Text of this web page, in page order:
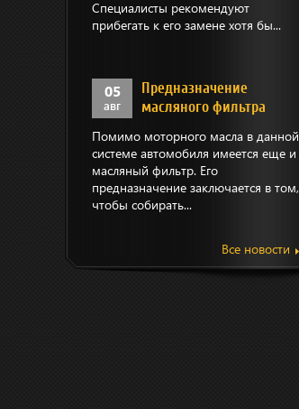
Специалисты рекомендуют
прибегать к его замене хотя бы...
05
авг
Предназначение
масляного фильтра
Помимо моторного масла в данной
системе автомобиля имеется еще и
масляный фильтр. Его
предназначение заключается в том,
чтобы собирать...
Все новости